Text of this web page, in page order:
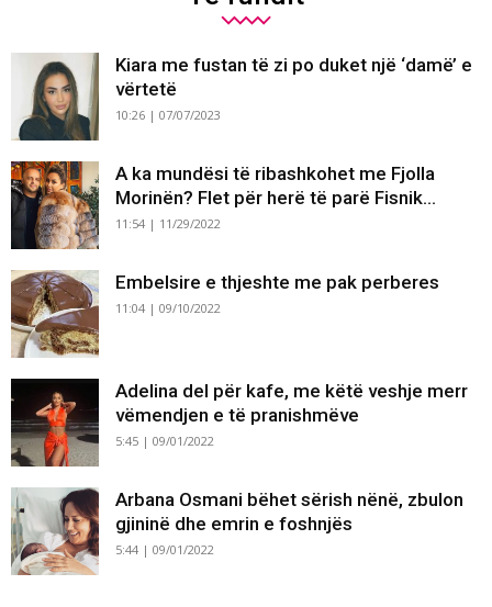
Kiara me fustan të zi po duket një ‘damë’ e
vërtetë
10:26 | 07/07/2023
A ka mundësi të ribashkohet me Fjolla
Morinën? Flet për herë të parë Fisnik...
11:54 | 11/29/2022
Embelsire e thjeshte me pak perberes
11:04 | 09/10/2022
Adelina del për kafe, me këtë veshje merr
vëmendjen e të pranishmëve
5:45 | 09/01/2022
Arbana Osmani bëhet sërish nënë, zbulon
gjininë dhe emrin e foshnjës
5:44 | 09/01/2022